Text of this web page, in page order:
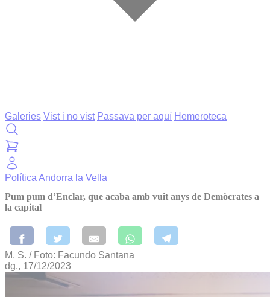
Galeries Vist i no vist Passava per aquí Hemeroteca
Política Andorra la Vella
Pum pum d’Enclar, que acaba amb vuit anys de Demòcrates a
la capital
M. S. / Foto: Facundo Santana
dg., 17/12/2023